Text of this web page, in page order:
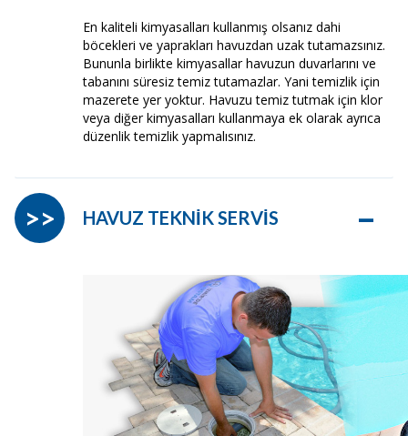
En kaliteli kimyasalları kullanmış olsanız dahi
böcekleri ve yaprakları havuzdan uzak tutamazsınız.
Bununla birlikte kimyasallar havuzun duvarlarını ve
tabanını süresiz temiz tutamazlar. Yani temizlik için
mazerete yer yoktur. Havuzu temiz tutmak için klor
veya diğer kimyasalları kullanmaya ek olarak ayrıca
düzenlik temizlik yapmalısınız.
HAVUZ TEKNİK SERVİS –
>>